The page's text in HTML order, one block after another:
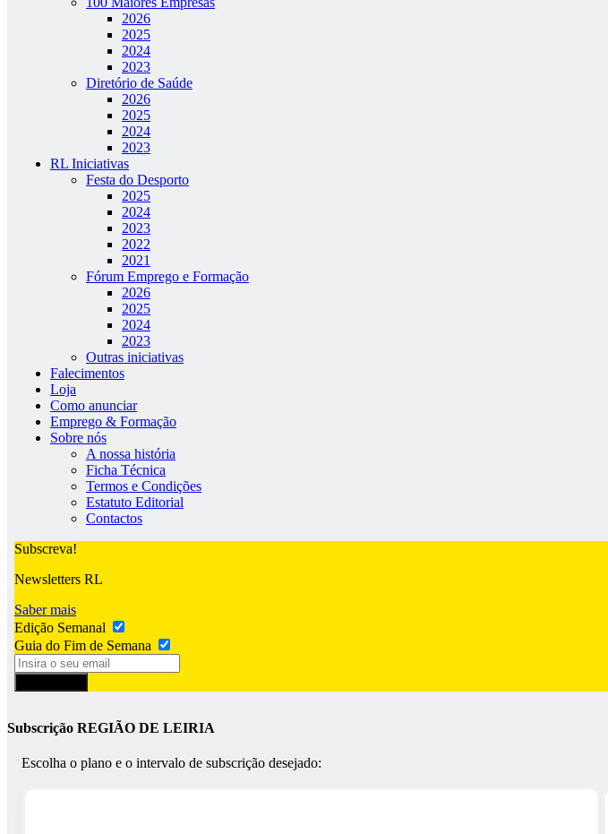
2026
2025
2024
2023
Diretório de Saúde
2026
2025
2024
2023
RL Iniciativas
Festa do Desporto
2025
2024
2023
2022
2021
Fórum Emprego e Formação
2026
2025
2024
2023
Outras iniciativas
Falecimentos
Loja
Como anunciar
Emprego & Formação
Sobre nós
A nossa história
Ficha Técnica
Termos e Condições
Estatuto Editorial
Contactos
Subscreva!
Newsletters RL
Saber mais
Edição Semanal
Guia do Fim de Semana
Subscrição REGIÃO DE LEIRIA
Escolha o plano e o intervalo de subscrição desejado: